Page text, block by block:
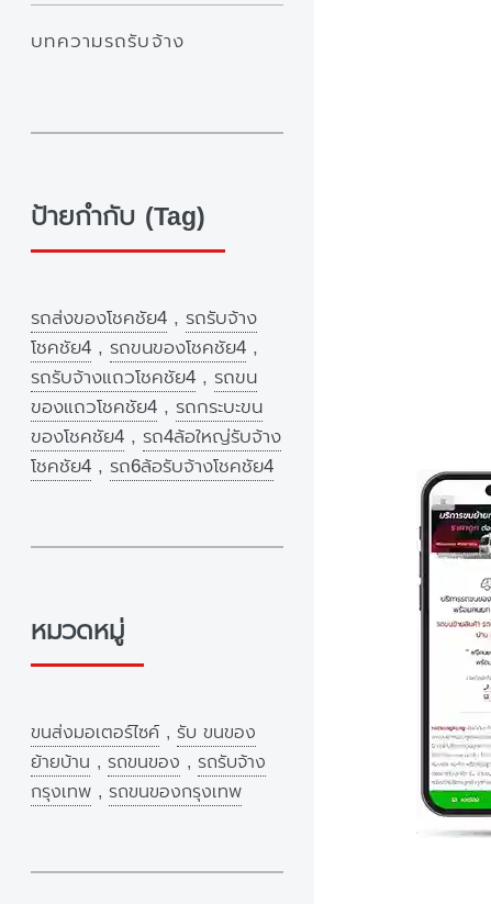
บทความรถรับจ้าง
ป้ายกำกับ (Tag)
รถส่งของโชคชัย4 , รถรับจ้าง
โชคชัย4 , รถขนของโชคชัย4 ,
รถรับจ้างแถวโชคชัย4 , รถขน
ของแถวโชคชัย4 , รถกระบะขน
ของโชคชัย4 , รถ4ล้อใหญ่รับจ้าง
โชคชัย4 , รถ6ล้อรับจ้างโชคชัย4
หมวดหมู่
ขนส่งมอเตอร์ไซค์ , รับ ขนของ
ย้ายบ้าน , รถขนของ , รถรับจ้าง
กรุงเทพ , รถขนของกรุงเทพ